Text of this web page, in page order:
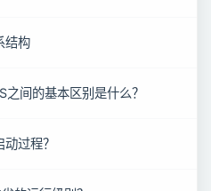
结构
之间的基本区别是什么？
过程？